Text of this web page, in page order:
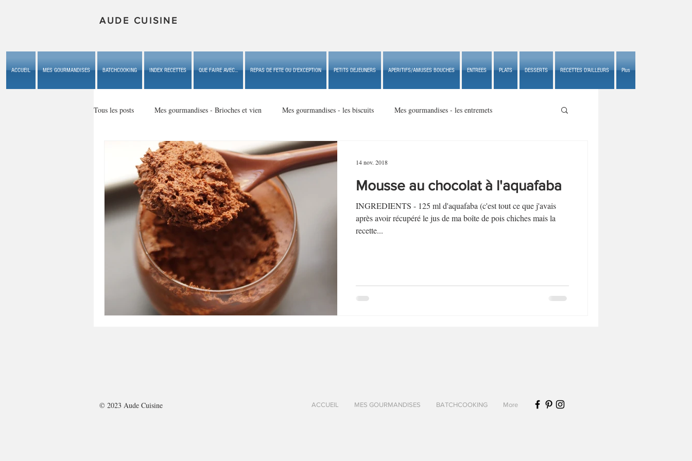
AUDE CUISINE
ACCUEIL MES GOURMANDISES BATCHCOOKING INDEX RECETTES QUE FAIRE AVEC... REPAS DE FETE OU D'EXCEPTION PETITS DEJEUNERS APERITIFS/AMUSES BOUCHES ENTREES PLATS DESSERTS RECETTES D'AILLEURS Plus
Tous les posts Mes gourmandises - Brioches et vien Mes gourmandises - les biscuits Mes gourmandises - les entremets
Mes gourmandises - les gâteaux du b Mes gourmandises - made in USA
Mes gourmandises - plaisirs d'enfan Accompagnements Apéritifs/amuses bouches de fête ou Apéritifs croustillants
A tartiner Aux flocons d'avoine au Fromage autres petits déjeuners
Bouchées apéritives Bowlcakes bowlcakes salés
Crêpes, gaufres et pancakes Desserts au chocolat Desserts aux fruits
Mousse au chocolat à l'aquafaba
INGREDIENTS - 125 ml d'aquafaba (c'est tout ce que j'avais
après avoir récupéré le jus de ma boîte de pois chiches mais la
recette...
14 nov. 2018
© 2023 Aude Cuisine ACCUEIL MES GOURMANDISES BATCHCOOKING More